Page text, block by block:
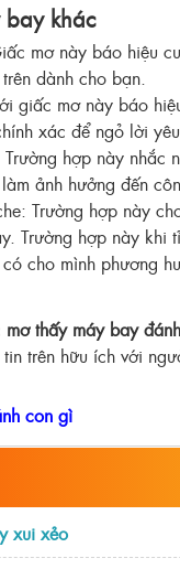
bay khác
mơ này báo hiệu
dành cho bạn.
giấc mơ này báo
xác để ngỏ lời
hợp này nhắc
ảnh hưởng đến
Trường hợp này
Trường hợp này khi
cho mình phương
mơ thấy máy bay
trên hữu ích với
con gì
xui xẻo